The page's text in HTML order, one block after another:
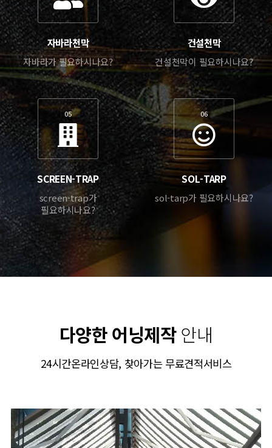
자바라천막
자바라가 필요하시나요?
건설천막
건설천막이 필요하시나요?
05
SCREEN-TRAP
screen-trap가
필요하시나요?
06
SOL-TARP
sol-tarp가 필요하시나요?
다양한 어닝제작안내
24시간온라인상담, 찾아가는 무료견적서비스